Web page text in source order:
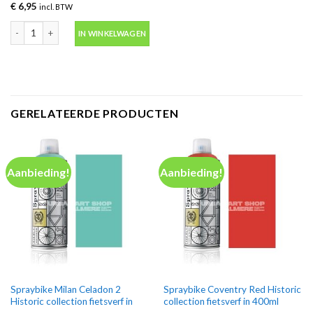
€6,95 incl. BTW
Ontvetter speciaal voor verf 500ml blik Motip 00186 aantal
IN WINKELWAGEN
GERELATEERDE PRODUCTEN
Aanbieding!
Spraybike Milan Celadon 2
Historic collection fietsverf in
Aanbieding!
Spraybike Coventry Red Historic
collection fietsverf in 400ml